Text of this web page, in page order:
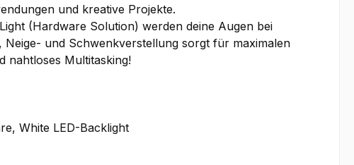
und kreative Projekte.
(Hardware Solution) werden deine Augen bei
und Schwenkverstellung sorgt für maximalen
nahtloses Multitasking!
White LED-Backlight